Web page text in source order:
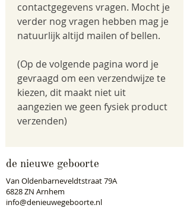
contactgegevens vragen. Mocht je
verder nog vragen hebben mag je
natuurlijk altijd mailen of bellen.
(Op de volgende pagina word je
gevraagd om een verzendwijze te
kiezen, dit maakt niet uit
aangezien we geen fysiek product
verzenden)
de nieuwe geboorte
Van Oldenbarneveldtstraat 79A
6828 ZN Arnhem
info@denieuwegeboorte.nl